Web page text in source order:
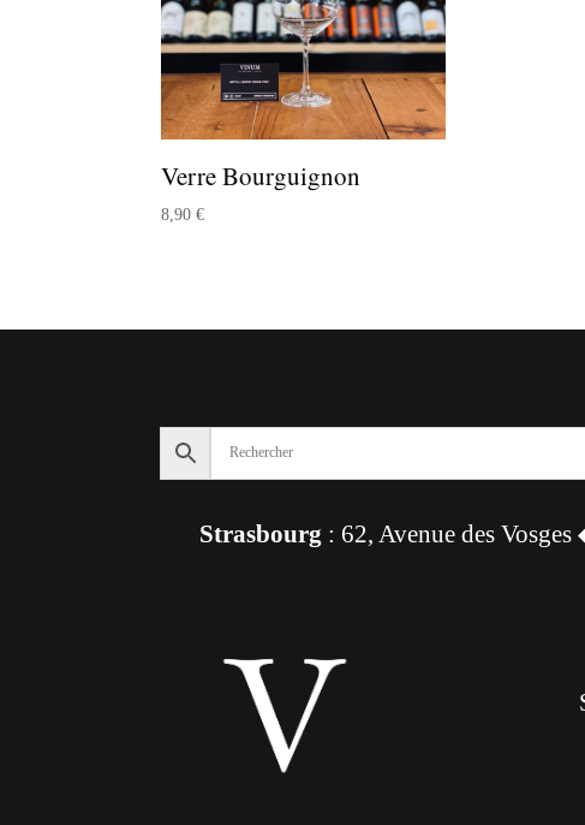
Verre Bourguignon
8,90€
Strasbourg : 62, Avenue des Vosges